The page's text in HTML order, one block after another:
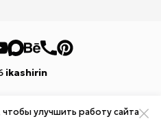
ikashirin
и доставкаулучшить работу сайта